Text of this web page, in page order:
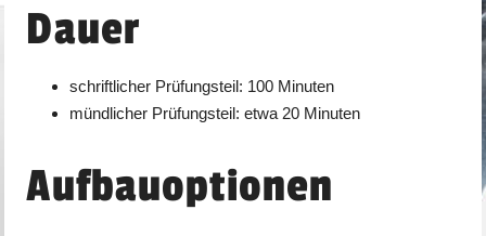
Dauer
schriftlicher Prüfungsteil: 100 Minuten
mündlicher Prüfungsteil: etwa 20 Minuten
Aufbauoptionen